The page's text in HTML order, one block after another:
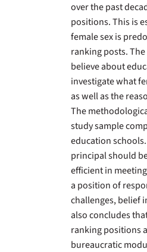
over the past
positions. This is
female sex is
ranking posts.
believe about
investigate what
as well as the
The
study sample
education
principal should
efficient in
a position of
challenges, belief
also concludes
ranking positions
bureaucratic